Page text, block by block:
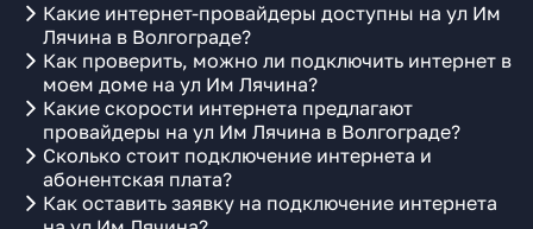
Какие интернет-провайдеры доступны на ул Им
Лячина в Волгограде?
Как проверить, можно ли подключить интернет в
моем доме на ул Им Лячина?
Какие скорости интернета предлагают
провайдеры на ул Им Лячина в Волгограде?
Сколько стоит подключение интернета и
абонентская плата?
Как оставить заявку на подключение интернета